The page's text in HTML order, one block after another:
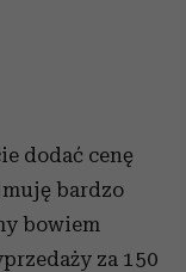
dodać cenę
bardzo
bowiem
za 150